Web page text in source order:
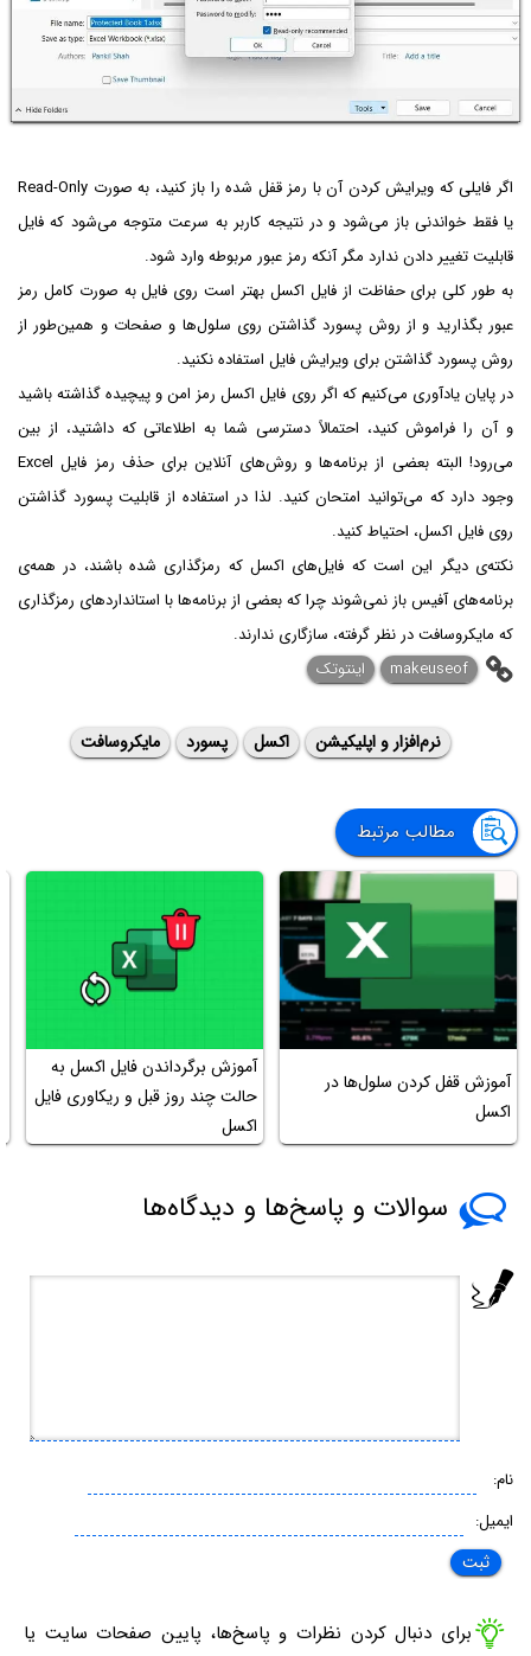
اگر فایلی که ویرایش کردن آن با رمز قفل شده را باز کنید، به صورت Read-Only
یا فقط خواندنی باز می‌شود و در نتیجه کاربر به سرعت متوجه می‌شود که فایل
قابلیت تغییر دادن ندارد مگر آنکه رمز عبور مربوطه وارد شود.
به طور کلی برای حفاظت از فایل اکسل بهتر است روی فایل به صورت کامل رمز
عبور بگذارید و از روش پسورد گذاشتن روی سلول‌ها و صفحات و همین‌طور از
روش پسورد گذاشتن برای ویرایش فایل استفاده نکنید.
در پایان یادآوری می‌کنیم که اگر روی فایل اکسل رمز امن و پیچیده گذاشته باشید
و آن را فراموش کنید، احتمالاً دسترسی شما به اطلاعاتی که داشتید، از بین
می‌رود! البته بعضی از برنامه‌ها و روش‌های آنلاین برای حذف رمز فایل Excel
وجود دارد که می‌توانید امتحان کنید. لذا در استفاده از قابلیت پسورد گذاشتن
روی فایل اکسل، احتیاط کنید.
نکته‌ی دیگر این است که فایل‌های اکسل که رمزگذاری شده باشند، در همه‌ی
برنامه‌های آفیس باز نمی‌شوند چرا که بعضی از برنامه‌ها با استانداردهای رمزگذاری
که مایکروسافت در نظر گرفته، سازگاری ندارند.
makeuseof
اینتوتک
نرم‌افزار و اپلیکیشن اکسل پسورد مایکروسافت
مطالب مرتبط
آموزش قفل کردن سلول‌ها در
اکسل
آموزش برگرداندن فایل اکسل به
حالت چند روز قبل و ریکاوری فایل
اکسل
سوالات و پاسخ‌ها و دیدگاه‌ها
نام:
ایمیل:
برای دنبال کردن نظرات و پاسخ‌ها، پایین صفحات سایت یا